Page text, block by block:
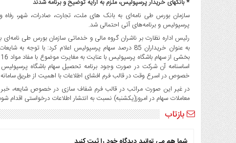
نگاه
روز
گوناگون
* بانکهای خریدار پرسپولیس، ملزم به ارایه توضیح و برنامه‌ شدند
سازمان بورس طی نامه‌ای به بانک های ملت، تجارت، صادرات، شهر، رفاه
پرسپولیس و برنامه‌های آتی احتمالی شد.
رئیس اداره نظارت بر ناشران گروه مالی و خدماتی سازمان بورس طی
به‌ عنوان خریداران 85 درصد سهام پرسپولیس اعلام کرد: با توجه به شایعات و
اساسنامه آن شرکت در صورت وجود برنامه تحصیل سهام باشگاه
خصوص در اسرع وقت در قالب فرم افشای اطلاعات با اهمیت از طریق
در غیر این صورت مراتب در قالب فرم شفاف سازی در خصوص شایعه، خبر
معاملات سهام در امروز(یکشنبه) نسبت به انتشار اطلاعات درخواستی اقدام
بازتاب